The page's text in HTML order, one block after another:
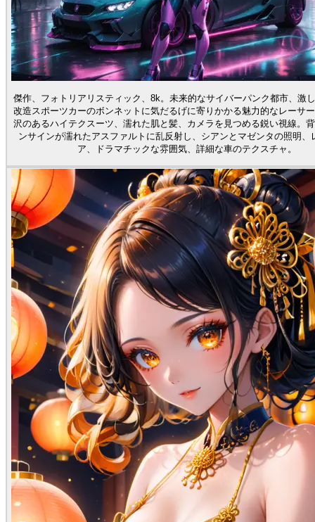
傑作、フォトリアリスティック、8k。未来的なサイバーパンク都市、激
改造スポーツカーのボンネットに気だるげに寄りかかる魅力的なレーサ
沢のあるハイテクスーツ、濡れた肌と髪、カメラを見つめる鋭い視線。
ンサインが濡れたアスファルトに乱反射し、シアンとマゼンタの照明、
ア、ドラマチックな雰囲気、詳細な車のテクスチャ。